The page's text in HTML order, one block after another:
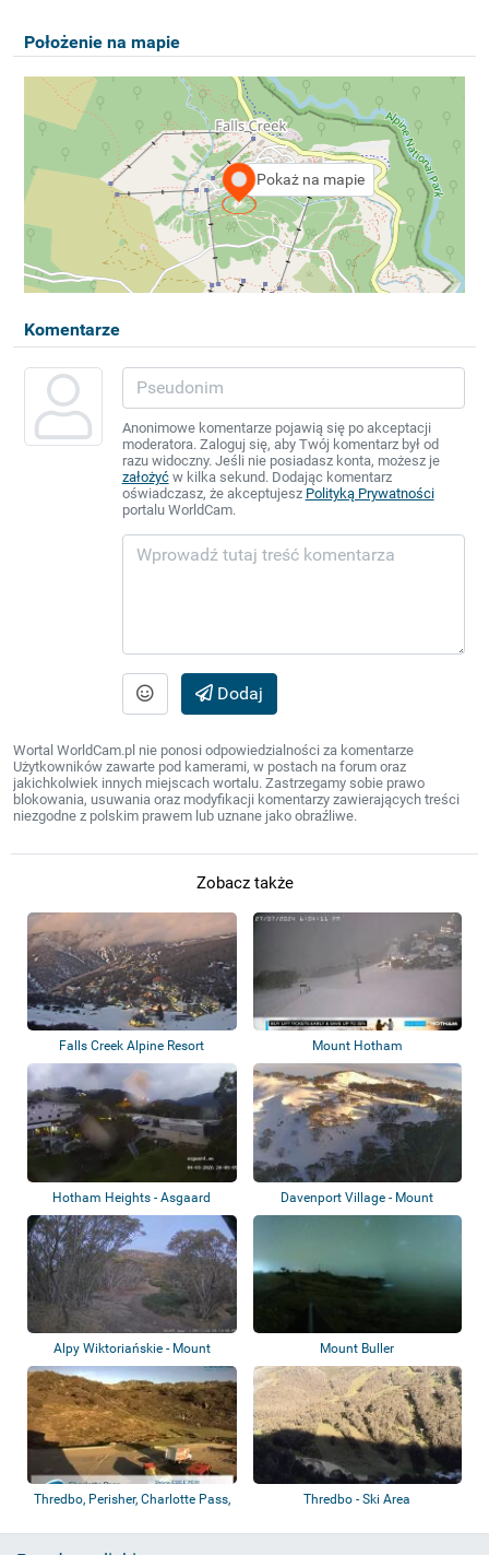
Położenie na mapie
Pokaż na mapie
Komentarze
Anonimowe komentarze pojawią się po akceptacji
moderatora. Zaloguj się, aby Twój komentarz był od
razu widoczny. Jeśli nie posiadasz konta, możesz je
założyćw kilka sekund. Dodając komentarz
oświadczasz, że akceptujesz Polityką Prywatności
portalu WorldCam.
Dodaj
Wortal WorldCam.pl nie ponosi odpowiedzialności za komentarze
Użytkowników zawarte pod kamerami, w postach na forum oraz
jakichkolwiek innych miejscach wortalu. Zastrzegamy sobie prawo
blokowania, usuwania oraz modyfikacji komentarzy zawierających treści
niezgodne z polskim prawem lub uznane jako obraźliwe.
Zobacz także
Falls Creek Alpine Resort Mount Hotham
Hotham Heights - Asgaard
Alpine Club
Davenport Village - Mount
Hotham - Pegas...
Alpy Wiktoriańskie - Mount
Stirling
Mount Buller
Thredbo, Perisher, Charlotte Pass,
Thredbo - Ski Area